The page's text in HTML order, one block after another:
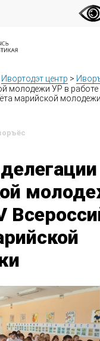
Ивортодэт центр >
молодежи УР в работе
марийской молодежи